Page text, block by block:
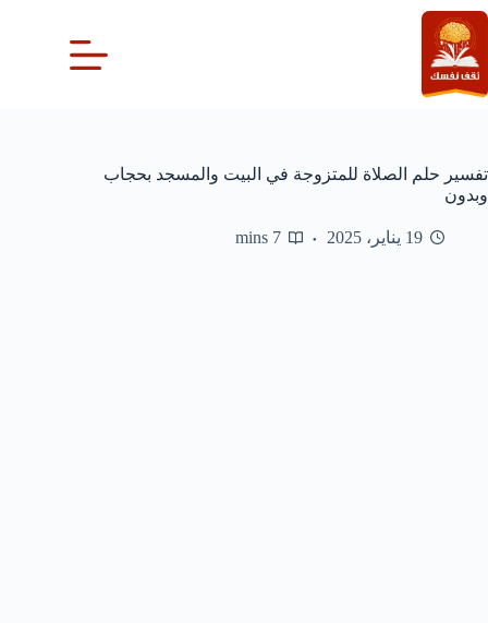
التجاوز
إلى
المحتوى
تفسير حلم الصلاة للمتزوجة في البيت والمسجد بحجاب
وبدون
19 يناير، 2025 7 mins